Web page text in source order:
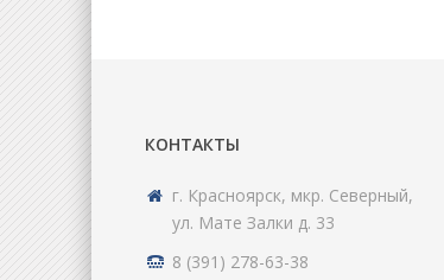
КОНТАКТЫ
г. Красноярск, мкр. Северный,
ул. Мате Залки д. 33
8 (391) 278-63-38